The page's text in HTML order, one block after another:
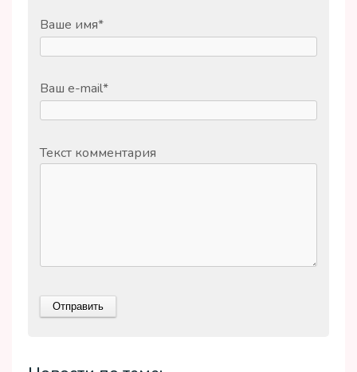
Ваше имя*
Ваш e-mail*
Текст комментария